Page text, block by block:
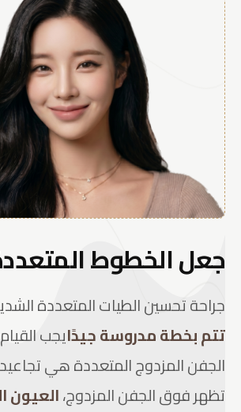
جعل الخطوط
جراحة تحسين الطيات المتعددة
تتم بخطة مدروسة جيدًايجب
الجفن المزدوج المتعددة هي
تظهر فوق الجفن المزدوج،العيون